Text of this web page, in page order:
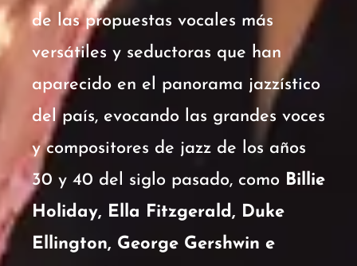
de las propuestas vocales más
versátiles y seductoras que han
aparecido en el panorama jazzístico
del país, evocando las grandes voces
y compositores de jazz de los años
30 y 40 del siglo pasado, como Billie
Holiday, Ella Fitzgerald, Duke
Ellington, George Gershwin e